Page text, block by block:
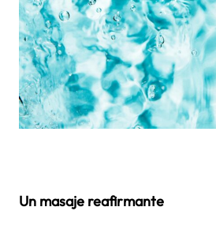
Un masaje reafirmante